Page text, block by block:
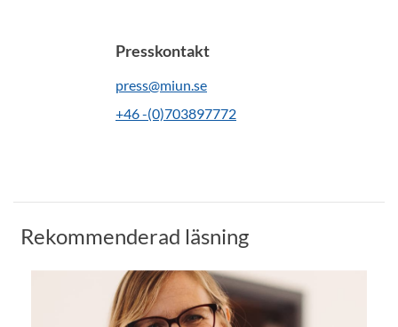
Presskontakt
press@miun.se
+46 -(0)703897772
Rekommenderad läsning